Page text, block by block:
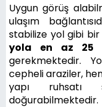
Uygun görüş
ulaşım
stabilize yol gibi bir
yola en az 25
gerekmektedir.
cepheli araziler,
yapı ruhsatı